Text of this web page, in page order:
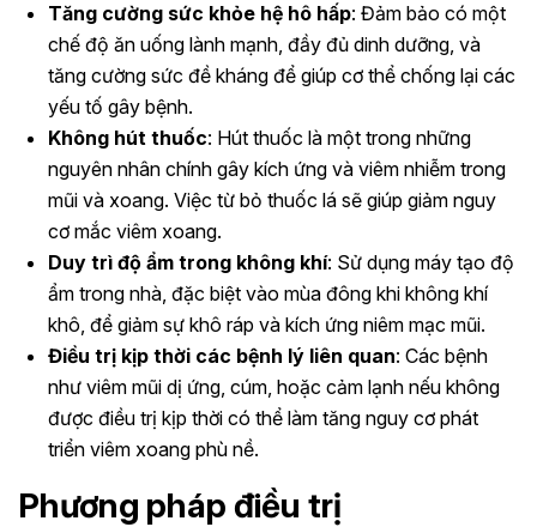
Tăng cường sức khỏe hệ hô hấp: Đảm bảo có một
chế độ ăn uống lành mạnh, đầy đủ dinh dưỡng, và
tăng cường sức đề kháng để giúp cơ thể chống lại các
yếu tố gây bệnh.
Không hút thuốc: Hút thuốc là một trong những
nguyên nhân chính gây kích ứng và viêm nhiễm trong
mũi và xoang. Việc từ bỏ thuốc lá sẽ giúp giảm nguy
cơ mắc viêm xoang.
Duy trì độ ẩm trong không khí: Sử dụng máy tạo độ
ẩm trong nhà, đặc biệt vào mùa đông khi không khí
khô, để giảm sự khô ráp và kích ứng niêm mạc mũi.
Điều trị kịp thời các bệnh lý liên quan: Các bệnh
như viêm mũi dị ứng, cúm, hoặc cảm lạnh nếu không
được điều trị kịp thời có thể làm tăng nguy cơ phát
triển viêm xoang phù nề.
Phương pháp điều trị